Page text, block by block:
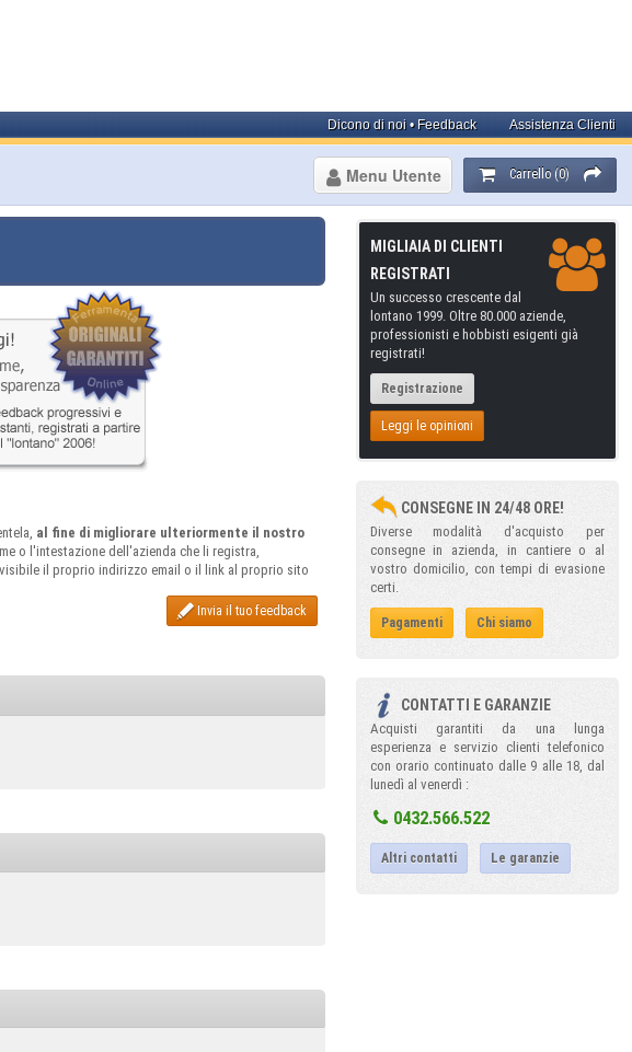
Assistenza Clienti
Dicono di noi • Feedback
Carrello (0)
Menu Utente
al fine di migliorare ulteriormente il nostro
o l'intestazione dell'azienda che li registra,
il proprio indirizzo email o il link al proprio sito
Invia il tuo feedback
MIGLIAIA DI CLIENTI
REGISTRATI
Un successo crescente dal
lontano 1999. Oltre 80.000 aziende,
professionisti e hobbisti esigenti già
registrati!
Registrazione
Leggi le opinioni
CONSEGNE IN 24/48 ORE!
Diverse modalità d'acquisto per
consegne in azienda, in cantiere o al
vostro domicilio, con tempi di evasione
certi.
Pagamenti Chi siamo
CONTATTI E GARANZIE
Acquisti garantiti da una lunga
esperienza e servizio clienti telefonico
con orario continuato dalle 9 alle 18, dal
lunedì al venerdì :
0432.566.522
Altri contatti Le garanzie